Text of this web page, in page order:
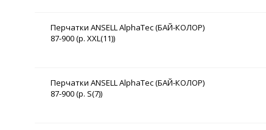
Перчатки ANSELL AlphaTec (БАЙ-КОЛОР)
87-900 (р. XXL(11))
Перчатки ANSELL AlphaTec (БАЙ-КОЛОР)
87-900 (р. S(7))